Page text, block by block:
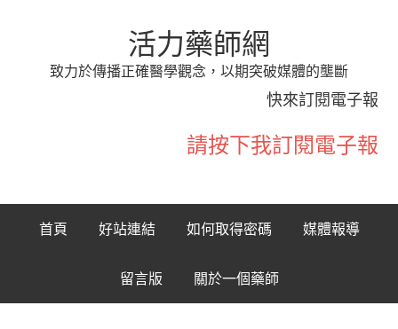
活力藥師網
致力於傳播正確醫學觀念，以期突破媒體的壟斷
快來訂閱電子報
請按下我訂閱電子報
首頁 好站連結 如何取得密碼 媒體報導
留言版 關於一個藥師